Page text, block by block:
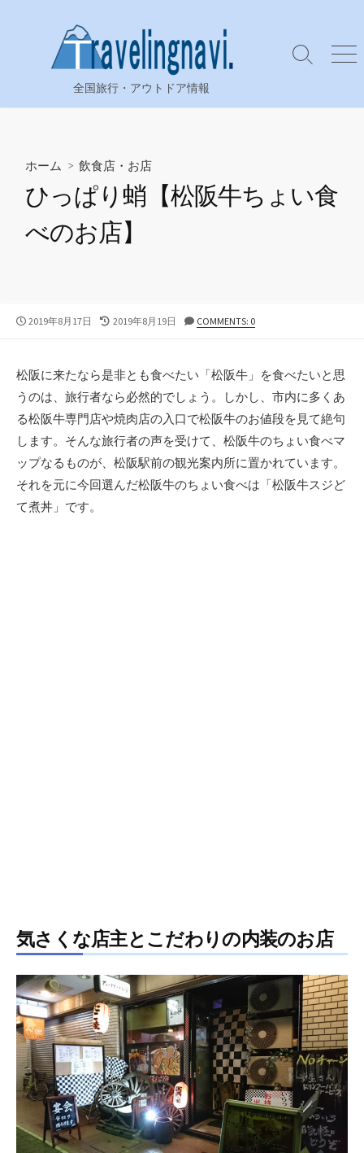
へ
全国旅行・アウトドア情報
検
り
メ
ー
ホーム > 飲食店・お店
ひっぱり蛸【松阪牛ちょい食
べのお店】
公
2019年8月17日
最
新
日
2019年8月19日 COMMENTS: 0
松阪に来たなら是非とも食べたい「松阪牛」を食べたいと思
うのは、旅行者なら必然的でしょう。しかし、市内に多くあ
る松阪牛専門店や焼肉店の入口で松阪牛のお値段を見て絶句
します。そんな旅行者の声を受けて、松阪牛のちょい食べマ
ップなるものが、松阪駅前の観光案内所に置かれています。
それを元に今回選んだ松阪牛のちょい食べは「松阪牛スジど
て煮丼」です。
気さくな店主とこだわりの内装のお店